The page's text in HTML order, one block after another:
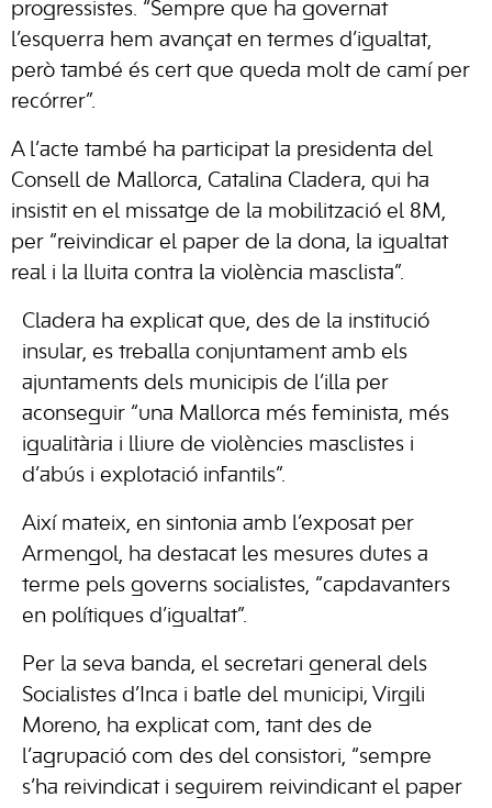
progressistes. “Sempre que ha governat
l’esquerra hem avançat en termes d’igualtat,
però també és cert que queda molt de camí per
recórrer”.
A l’acte també ha participat la presidenta del
Consell de Mallorca, Catalina Cladera, qui ha
insistit en el missatge de la mobilització el 8M,
per “reivindicar el paper de la dona, la igualtat
real i la lluita contra la violència masclista”.
Cladera ha explicat que, des de la institució
insular, es treballa conjuntament amb els
ajuntaments dels municipis de l’illa per
aconseguir “una Mallorca més feminista, més
igualitària i lliure de violències masclistes i
d’abús i explotació infantils”.
Així mateix, en sintonia amb l’exposat per
Armengol, ha destacat les mesures dutes a
terme pels governs socialistes, “capdavanters
en polítiques d’igualtat”.
Per la seva banda, el secretari general dels
Socialistes d’Inca i batle del municipi, Virgili
Moreno, ha explicat com, tant des de
l’agrupació com des del consistori, “sempre
s’ha reivindicat i seguirem reivindicant el paper